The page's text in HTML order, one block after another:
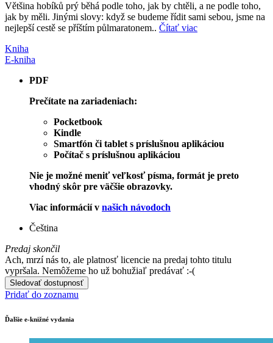
Většina hobíků prý běhá podle toho, jak by chtěli, a ne podle toho,
jak by měli. Jinými slovy: když se budeme řídit sami sebou, jsme na
nejlepší cestě se příštím půlmaratonem.. Čítať viac
Kniha
E-kniha
PDF
Prečítate na zariadeniach:
Pocketbook
Kindle
Smartfón či tablet s príslušnou aplikáciou
Počítač s príslušnou aplikáciou
Nie je možné meniť veľkosť písma, formát je preto
vhodný skôr pre väčšie obrazovky.
Viac informácií v našich návodoch
Čeština
Predaj skončil
Ach, mrzí nás to, ale platnosť licencie na predaj tohto titulu
vypršala. Nemôžeme ho už bohužiaľ predávať :-(
Sledovať dostupnosť
Pridať do zoznamu
Ďalšie e-knižné vydania